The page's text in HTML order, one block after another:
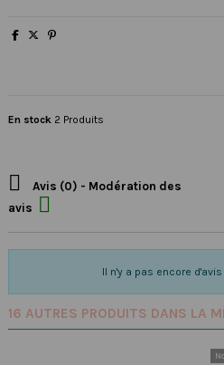
En stock 2 Produits

Avis (0) - Modération des
avis

Il n'y a pas encore
16 AUTRES PRODUITS DANS LA